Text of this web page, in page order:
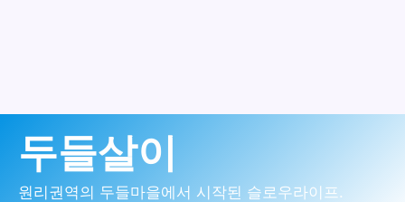
두들살이
원리권역의 두들마을에서 시작된 슬로우라이프.